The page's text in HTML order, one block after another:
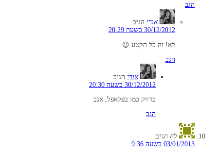
הגב
אורי הגיב:
30/12/2012 בשעה 20:29
לא! זה כל הקטע 😉
הגב
אורי הגיב:
30/12/2012 בשעה 20:30
בדיוק כמו בפלאפל, אגב
הגב
ליז הגיב:
03/01/2013 בשעה 9:36